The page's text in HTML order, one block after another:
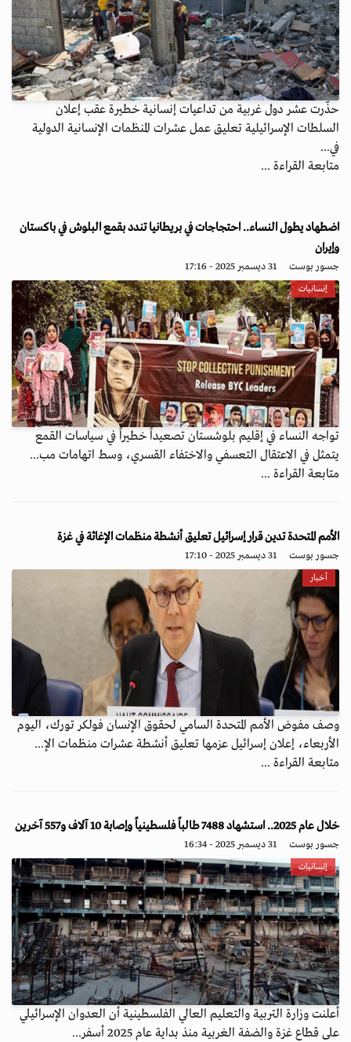
حذّرت عشر دول غربية من تداعيات إنسانية خطيرة عقب إعلان
السلطات الإسرائيلية تعليق عمل عشرات المنظمات الإنسانية الدولية
في...
متابعة القراءة ...
اضطهاد يطول النساء.. احتجاجات في بريطانيا تندد بقمع البلوش في باكستان
وإيران
جسور بوست 31 ديسمبر 2025 - 17:16
إنسانيات
تواجه النساء في إقليم بلوشستان تصعيداً خطيراً في سياسات القمع
يتمثل في الاعتقال التعسفي والاختفاء القسري، وسط اتهامات مب...
متابعة القراءة ...
الأمم المتحدة تدين قرار إسرائيل تعليق أنشطة منظمات الإغاثة في غزة
جسور بوست 31 ديسمبر 2025 - 17:10
أخبار
وصف مفوض الأمم المتحدة السامي لحقوق الإنسان فولكر تورك، اليوم
الأربعاء، إعلان إسرائيل عزمها تعليق أنشطة عشرات منظمات الإ...
متابعة القراءة ...
خلال عام 2025.. استشهاد 7488 طالباً فلسطينياً وإصابة 10 آلاف و557 آخرين
جسور بوست 31 ديسمبر 2025 - 16:34
إنسانيات
أعلنت وزارة التربية والتعليم العالي الفلسطينية أن العدوان الإسرائيلي
على قطاع غزة والضفة الغربية منذ بداية عام 2025 أسفر...